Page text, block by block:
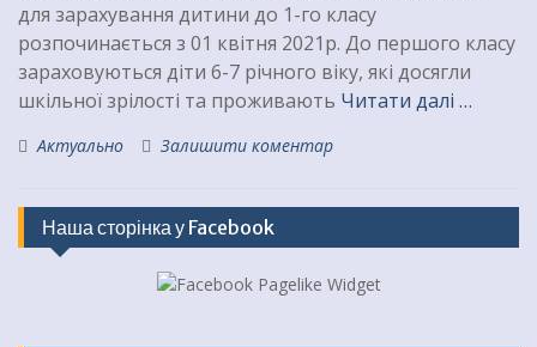
для зарахування дитини до 1-го класу
розпочинається з 01 квітня 2021р. До першого класу
зараховуються діти 6-7 річного віку, які досягли
шкільної зрілості та проживають Читати далі …
Актуально Залишити коментар
Наша сторінка у Facebook